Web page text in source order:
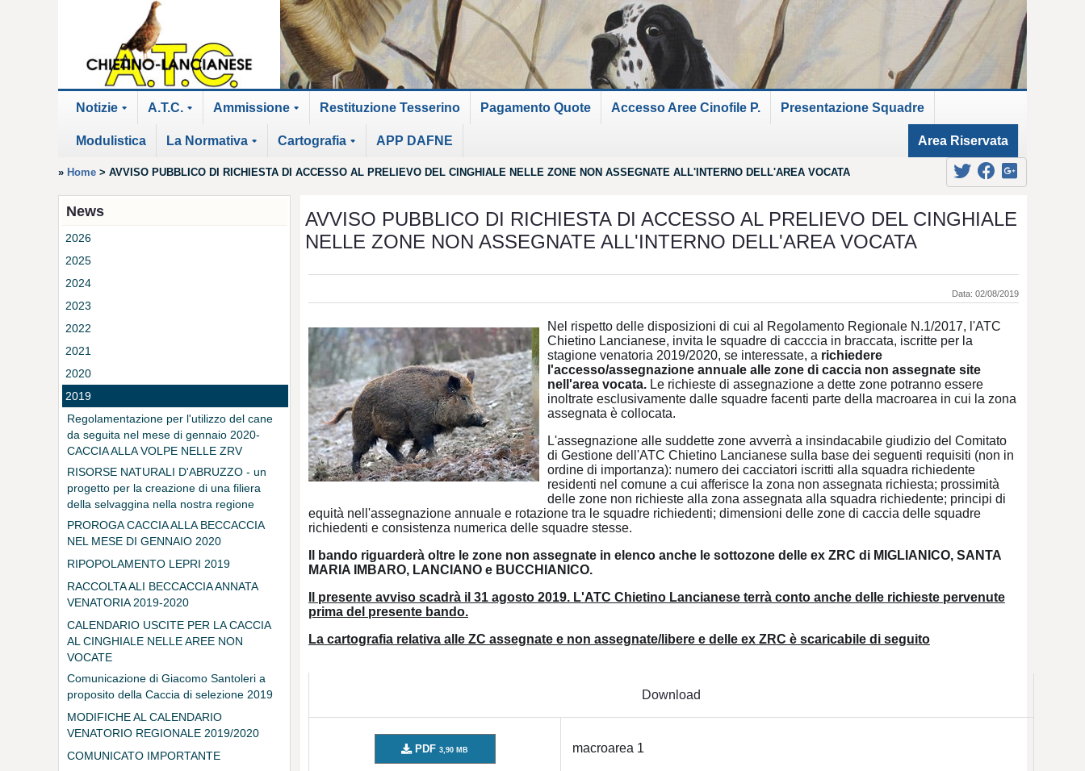
Notizie A.T.C. Ammissione Restituzione Tesserino Pagamento Quote Accesso Aree Cinofile P. Presentazione Squadre
Modulistica La Normativa Cartografia APP DAFNE Area Riservata
» Home > AVVISO PUBBLICO DI RICHIESTA DI ACCESSO AL PRELIEVO DEL CINGHIALE NELLE ZONE NON ASSEGNATE ALL'INTERNO DELL'AREA VOCATA
AVVISO PUBBLICO DI RICHIESTA DI ACCESSO AL PRELIEVO DEL CINGHIALE
NELLE ZONE NON ASSEGNATE ALL'INTERNO DELL'AREA VOCATA
Data: 02/08/2019
Nel rispetto delle disposizioni di cui al Regolamento Regionale N.1/2017, l'ATC
Chietino Lancianese, invita le squadre di cacccia in braccata, iscritte per la
stagione venatoria 2019/2020, se interessate, a richiedere
l'accesso/assegnazione annuale alle zone di caccia non assegnate site
nell'area vocata. Le richieste di assegnazione a dette zone potranno essere
inoltrate esclusivamente dalle squadre facenti parte della macroarea in cui la zona
assegnata è collocata.
L'assegnazione alle suddette zone avverrà a insindacabile giudizio del Comitato
di Gestione dell'ATC Chietino Lancianese sulla base dei seguenti requisiti (non in
ordine di importanza): numero dei cacciatori iscritti alla squadra richiedente
residenti nel comune a cui afferisce la zona non assegnata richiesta; prossimità
delle zone non richieste alla zona assegnata alla squadra richiedente; principi di
equità nell'assegnazione annuale e rotazione tra le squadre richiedenti; dimensioni delle zone di caccia delle squadre
richiedenti e consistenza numerica delle squadre stesse.
Il bando riguarderà oltre le zone non assegnate in elenco anche le sottozone delle ex ZRC di MIGLIANICO, SANTA
MARIA IMBARO, LANCIANO e BUCCHIANICO.
Il presente avviso scadrà il 31 agosto 2019. L'ATC Chietino Lancianese terrà conto anche delle richieste pervenute
prima del presente bando.
La cartografia relativa alle ZC assegnate e non assegnate/libere e delle ex ZRC è scaricabile di seguito
Download
PDF 3,90 MB macroarea 1
News
2026
2025
2024
2023
2022
2021
2020
2019
Regolamentazione per l'utilizzo del cane
da seguita nel mese di gennaio 2020-
CACCIA ALLA VOLPE NELLE ZRV
RISORSE NATURALI D'ABRUZZO - un
progetto per la creazione di una filiera
della selvaggina nella nostra regione
PROROGA CACCIA ALLA BECCACCIA
NEL MESE DI GENNAIO 2020
RIPOPOLAMENTO LEPRI 2019
RACCOLTA ALI BECCACCIA ANNATA
VENATORIA 2019-2020
CALENDARIO USCITE PER LA CACCIA
AL CINGHIALE NELLE AREE NON
VOCATE
Comunicazione di Giacomo Santoleri a
proposito della Caccia di selezione 2019
MODIFICHE AL CALENDARIO
VENATORIO REGIONALE 2019/2020
COMUNICATO IMPORTANTE